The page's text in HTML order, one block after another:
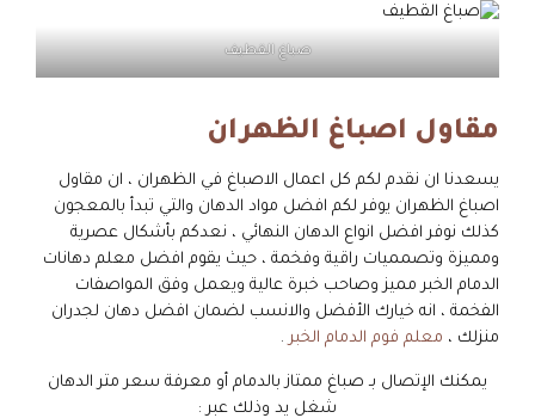
صباغ القطيف
مقاول اصباغ الظهران
يسعدنا ان نقدم لكم كل اعمال الاصباغ في الظهران ، ان مقاول
اصباغ الظهران يوفر لكم افضل مواد الدهان والتي تبدأ بالمعجون
كذلك نوفر افضل انواع الدهان النهائي ، نعدكم بأشكال عصرية
ومميزة وتصمميات راقية وفخمة ، حيث يقوم افضل معلم دهانات
الدمام الخبر مميز وصاحب خبرة عالية ويعمل وفق المواصفات
الفخمة ، انه خيارك الأفضل والانسب لضمان افضل دهان لجدران
منزلك ، معلم فوم الدمام الخبر.
يمكنك الإتصال بـ صباغ ممتاز بالدمام أو معرفة سعر متر الدهان
شغل يد وذلك عبر :